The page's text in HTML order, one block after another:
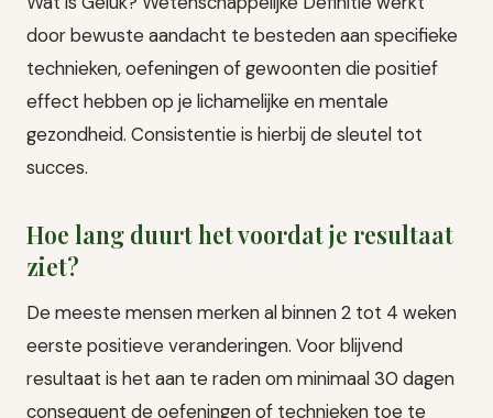
door bewuste aandacht te besteden aan specifieke
technieken, oefeningen of gewoonten die positief
effect hebben op je lichamelijke en mentale
gezondheid. Consistentie is hierbij de sleutel tot
succes.
Hoe lang duurt het voordat je resultaat
ziet?
De meeste mensen merken al binnen 2 tot 4 weken
eerste positieve veranderingen. Voor blijvend
resultaat is het aan te raden om minimaal 30 dagen
consequent de oefeningen of technieken toe te